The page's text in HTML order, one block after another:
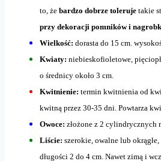
to, że bardzo dobrze toleruje takie
przy dekoracji pomników i
Wielkość: dorasta do 15 cm.
Kwiaty: niebieskofioletowe,
o średnicy około 3 cm.
Kwitnienie: termin kwitnienia od
kwitną przez 30-35 dni. Powtarza
Owoce: złożone z 2 cylindrycznych
Liście: szerokie, owalne lub
długości 2 do 4 cm. Nawet zimą i